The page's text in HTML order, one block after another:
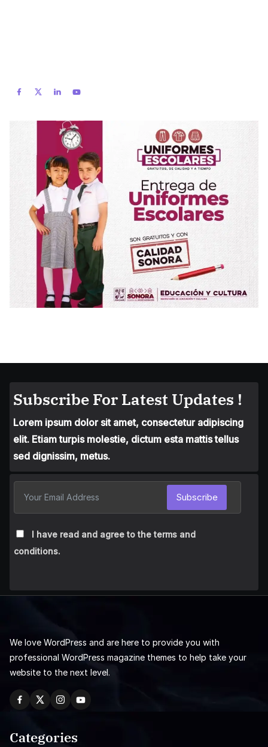
Subscribe For Latest Updates !
Lorem ipsum dolor sit amet, consectetur adipiscing
elit. Etiam turpis molestie, dictum esta mattis tellus
sed dignissim, metus.
I have read and agree to the terms and
conditions.
Subscribe
We love WordPress and are here to provide you with
professional WordPress magazine themes to help take your
website to the next level.
Categories